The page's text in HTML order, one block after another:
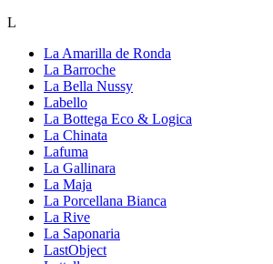
L
La Amarilla de Ronda
La Barroche
La Bella Nussy
Labello
La Bottega Eco & Logica
La Chinata
Lafuma
La Gallinara
La Maja
La Porcellana Bianca
La Rive
La Saponaria
LastObject